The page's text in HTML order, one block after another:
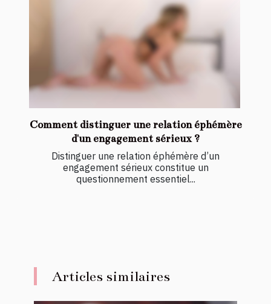
Comment distinguer une relation éphémère
d'un engagement sérieux ?
Distinguer une relation éphémère d’un
engagement sérieux constitue un
questionnement essentiel...
Articles similaires